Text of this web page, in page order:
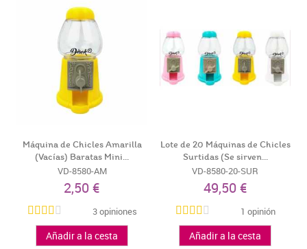
Máquina de Chicles Amarilla
(Vacías) Baratas Mini...
VD-8580-AM
2,50 €
3 opiniones
Añadir a la cesta
Lote de 20 Máquinas de Chicles
Surtidas (Se sirven...
VD-8580-20-SUR
49,50 €
1 opinión
Añadir a la cesta